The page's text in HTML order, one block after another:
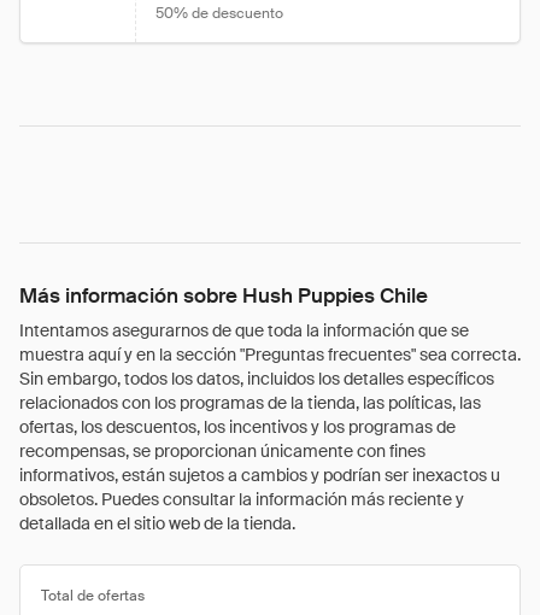
50% de descuento
Más información sobre Hush Puppies Chile
Intentamos asegurarnos de que toda la información que se
muestra aquí y en la sección "Preguntas frecuentes" sea correcta.
Sin embargo, todos los datos, incluidos los detalles específicos
relacionados con los programas de la tienda, las políticas, las
ofertas, los descuentos, los incentivos y los programas de
recompensas, se proporcionan únicamente con fines
informativos, están sujetos a cambios y podrían ser inexactos u
obsoletos. Puedes consultar la información más reciente y
detallada en el sitio web de la tienda.
Total de ofertas